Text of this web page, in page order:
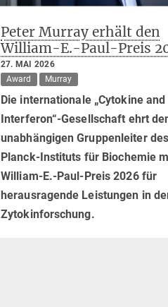
Peter Murray erhält den
William-E.-Paul-Preis
27. MAI 2026
Award
Murray
Die internationale „Cytokine and
Interferon“-Gesellschaft ehrt
unabhängigen Gruppenleiter
Planck-Instituts für Biochemie
William-E.-Paul-Preis 2026 für
herausragende Leistungen in
Zytokinforschung.